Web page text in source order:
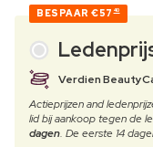
BESPAAR €57 40
Verdien
Actieprijzen and
lid bij aankoop tegen de
dagen. De eerste 14